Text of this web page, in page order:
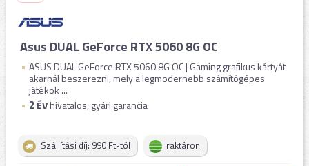
Asus DUAL GeForce RTX 5060 8G OC
ASUS DUAL GeForce RTX 5060 8G OC | Gaming grafikus kártyát
akarnál beszerezni, mely a legmodernebb számítógépes
játékok ...
2 ÉVhivatalos, gyári garancia
Szállítási díj: 990 Ft-tól raktáron